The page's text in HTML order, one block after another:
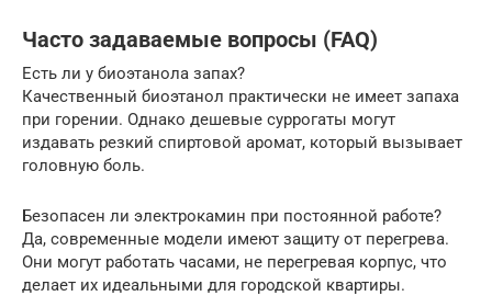
Часто задаваемые вопросы (FAQ)
Есть ли у биоэтанола запах?
Качественный биоэтанол практически не имеет запаха
при горении. Однако дешевые суррогаты могут
издавать резкий спиртовой аромат, который вызывает
головную боль.
Безопасен ли электрокамин при постоянной работе?
Да, современные модели имеют защиту от перегрева.
Они могут работать часами, не перегревая корпус, что
делает их идеальными для городской квартиры.